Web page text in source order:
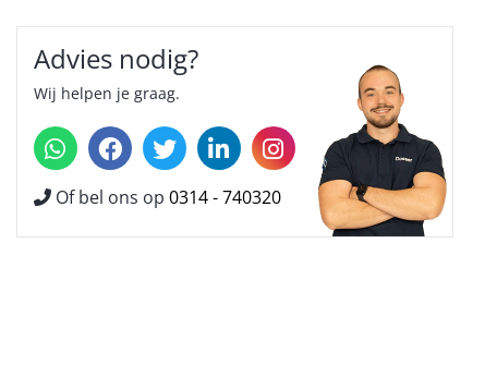
Advies nodig?
Wij helpen je graag.
Of bel ons op 0314 - 740320